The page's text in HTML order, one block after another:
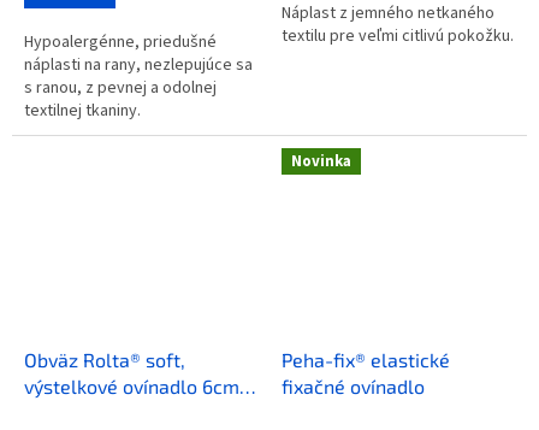
Hypoalergénne, priedušné
náplasti na rany, nezlepujúce sa
s ranou, z pevnej a odolnej
textilnej tkaniny.
Náplast z jemného netkaného
textilu pre veľmi citlivú pokožku.
Obväz Rolta® soft,
výstelkové ovínadlo 6cm x
Novinka
Peha-fix® elastické
fixačné ovínadlo